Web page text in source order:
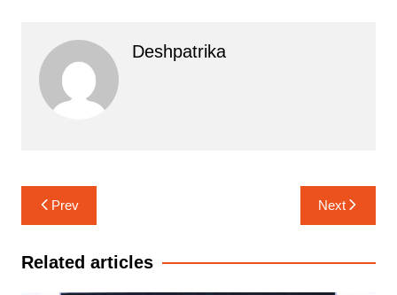
Deshpatrika
Post
navigation
Prev Next
Related articles